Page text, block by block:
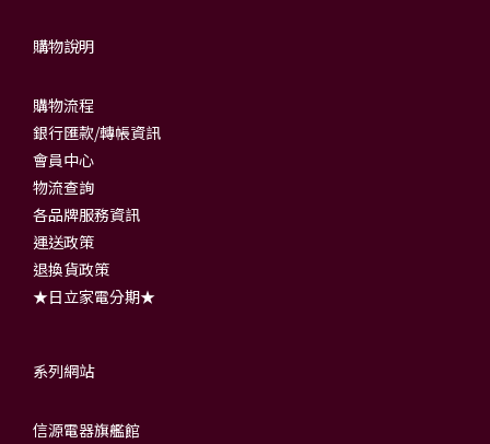
購物說明
購物流程
銀行匯款/轉帳資訊
會員中心
物流查詢
各品牌服務資訊
運送政策
退換貨政策
★日立家電分期★
系列網站
信源電器旗艦館